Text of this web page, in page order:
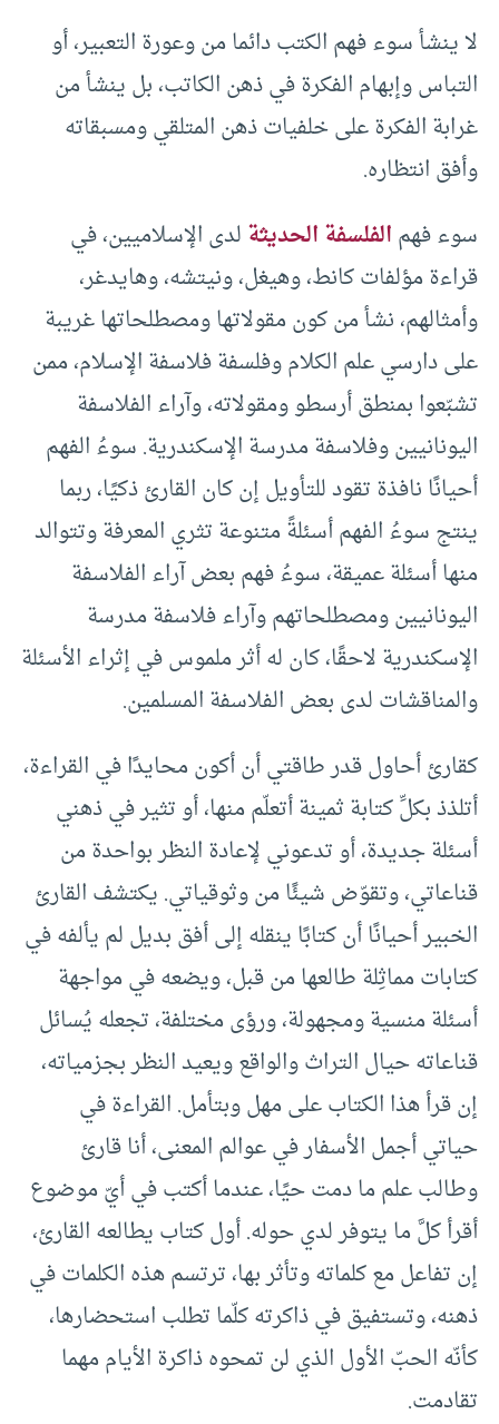
لا ينشأ سوء فهم الكتب دائما من وعورة التعبير، أو
التباس وإبهام الفكرة في ذهن الكاتب، بل ينشأ من
غرابة الفكرة على خلفيات ذهن المتلقي ومسبقاته
وأفق انتظاره.
سوء فهمالفلسفة الحديثةلدى الإسلاميين، في
قراءة مؤلفات كانط، وهيغل، ونيتشه، وهايدغر،
وأمثالهم، نشأ من كون مقولاتها ومصطلحاتها غريبة
على دارسي علم الكلام وفلسفة فلاسفة الإسلام، ممن
تشبّعوا بمنطق أرسطو ومقولاته، وآراء الفلاسفة
اليونانيين وفلاسفة مدرسة الإسكندرية. سوءُ الفهم
أحيانًا نافذة تقود للتأويل إن كان القارئ ذكيًا، ربما
ينتج سوءُ الفهم أسئلةً متنوعة تثري المعرفة وتتوالد
منها أسئلة عميقة، ‏سوءُ فهم بعض آراء الفلاسفة
اليونانيين ومصطلحاتهم وآراء فلاسفة مدرسة
الإسكندرية لاحقًا، كان له أثر ملموس في إثراء الأسئلة
والمناقشات لدى بعض الفلاسفة المسلمين.
كقارئ أحاول قدر طاقتي أن أكون محايدًا في القراءة،
أتلذذ بكلِّ كتابة ثمينة أتعلّم منها، أو تثير في ذهني
أسئلة جديدة، أو تدعوني لإعادة النظر بواحدة من
قناعاتي، وتقوّض شيئًا من وثوقياتي. يكتشف القارئ
الخبير أحيانًا أن كتابًا ينقله إلى أفق بديل لم يألفه في
كتابات مماثِلة طالعها من قبل، ويضعه في مواجهة
أسئلة منسية ومجهولة، ورؤى مختلفة، تجعله يُسائل
قناعاته حيال التراث والواقع ويعيد النظر بجزمياته،
إن قرأ هذا الكتاب على مهل وبتأمل. القراءة في
حياتي أجمل الأسفار في عوالم المعنى، أنا قارئ
وطالب علم ما دمت حيًا، عندما أكتب في أيّ موضوع
أقرأ كلَّ ما يتوفر لدي حوله. أول كتاب يطالعه القارئ،
إن تفاعل مع كلماته وتأثر بها، ترتسم هذه الكلمات في
ذهنه، وتستفيق في ذاكرته كلّما تطلب استحضارها،
كأنّه الحبّ الأول الذي لن تمحوه ذاكرة الأيام مهما
تقادمت.